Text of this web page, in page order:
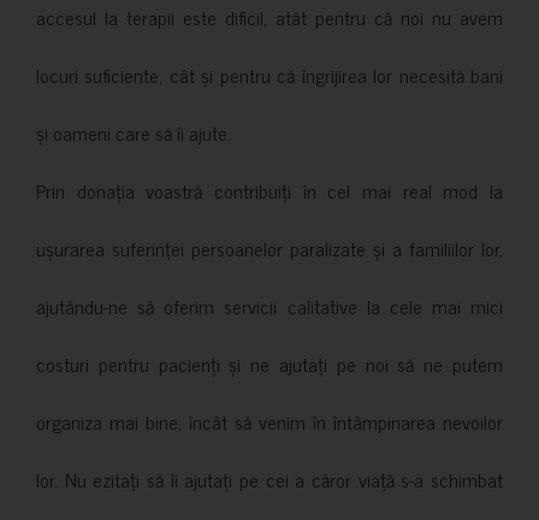
accesul la terapii este dificil, atât pentru că noi nu avem
locuri suficiente, cât și pentru că îngrijirea lor necesită bani
și oameni care să îi ajute.
Prin donația voastră contribuiți în cel mai real mod la
ușurarea suferinței persoanelor paralizate și a familiilor lor,
ajutându-ne să oferim servicii calitative la cele mai mici
costuri pentru pacienți și ne ajutați pe noi să ne putem
organiza mai bine, încât să venim în întâmpinarea nevoilor
lor. Nu ezitați să îi ajutați pe cei a căror viață s-a schimbat